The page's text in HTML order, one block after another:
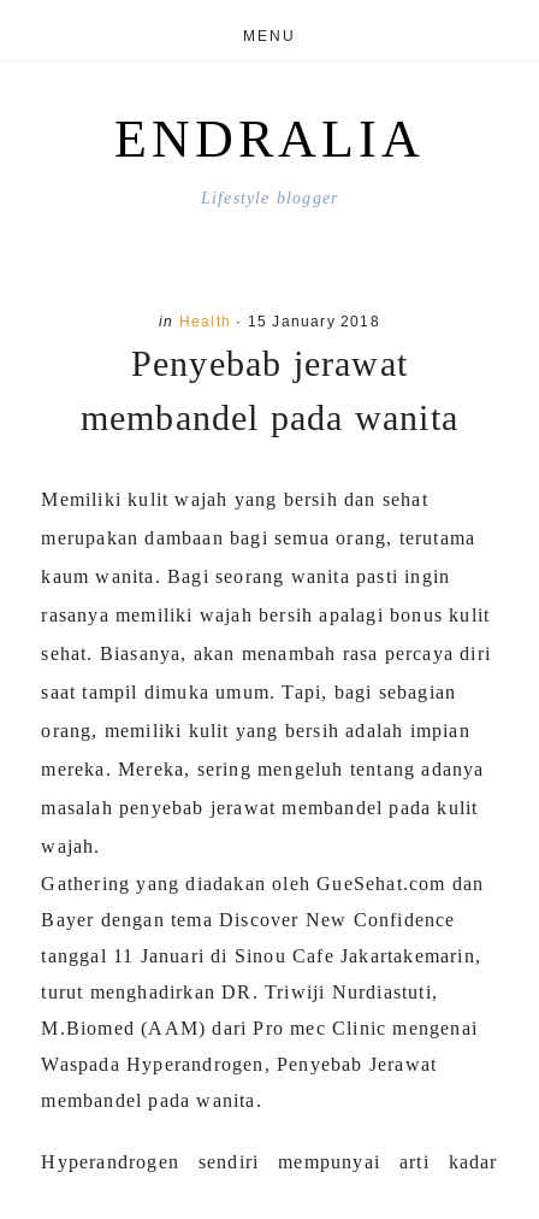
MENU
ENDRALIA
Lifestyle blogger
in Health · 15 January 2018
Penyebab jerawat
membandel pada wanita
Memiliki kulit wajah yang bersih dan sehat
merupakan dambaan bagi semua orang, terutama
kaum wanita. Bagi seorang wanita pasti ingin
rasanya memiliki wajah bersih apalagi bonus kulit
sehat. Biasanya, akan menambah rasa percaya diri
saat tampil dimuka umum. Tapi, bagi sebagian
orang, memiliki kulit yang bersih adalah impian
mereka. Mereka, sering mengeluh tentang adanya
masalah penyebab jerawat membandel pada kulit
wajah.
Gathering yang diadakan oleh GueSehat.com dan
Bayer dengan tema Discover New Confidence
tanggal 11 Januari di Sinou Cafe Jakartakemarin,
turut menghadirkan DR. Triwiji Nurdiastuti,
M.Biomed (AAM) dari Pro mec Clinic mengenai
Waspada Hyperandrogen, Penyebab Jerawat
membandel pada wanita.
Hyperandrogen sendiri mempunyai arti kadar